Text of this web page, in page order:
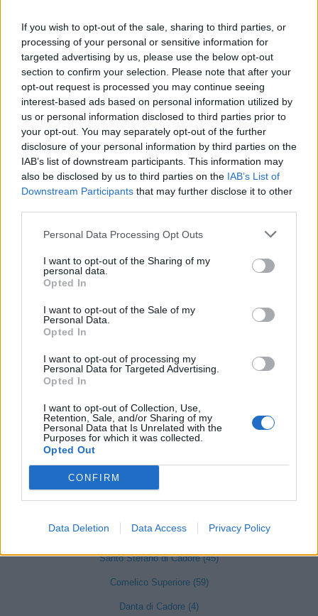
If you wish to opt-out of the sale, sharing to third parties, or
processing of your personal or sensitive information for
targeted advertising by us, please use the below opt-out
section to confirm your selection. Please note that after your
opt-out request is processed you may continue seeing
interest-based ads based on personal information utilized by
us or personal information disclosed to third parties prior to
your opt-out. You may separately opt-out of the further
disclosure of your personal information by third parties on the
IAB’s list of downstream participants. This information may
also be disclosed by us to third parties on the IAB’s List of
Downstream Participants that may further disclose it to other
Personal Data Processing Opt Outs
I want to opt-out of the Sharing of my
personal data.
Opted In
I want to opt-out of the Sale of my
Personal Data.
Opted In
I want to opt-out of processing my
Personal Data for Targeted Advertising.
Opted In
I want to opt-out of Collection, Use,
Retention, Sale, and/or Sharing of my
Personal Data that Is Unrelated with the
Purposes for which it was collected.
Opted Out
CONFIRM
Data Deletion Data Access Privacy Policy
1 2 3 4
Visualizza tutti i comuni della
provincia di Belluno
Agordo (65)
Canale d'Agordo (13)
Cencenighe Agordino (14)
Cesiomaggiore (43)
Chies d'Alpago (21)
Cibiana di Cadore (8)
Santo Stefano di Cadore (45)
Comelico Superiore (59)
Danta di Cadore (4)